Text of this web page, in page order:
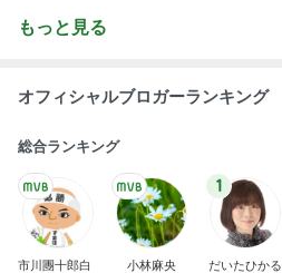
もっと見る
オフィシャルブロガーランキング
総合ランキング
市川團十郎白
小林麻央
1
だいたひかる